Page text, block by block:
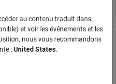
au contenu traduit dans
et voir les événements et les
nous vous recommandons
:United States.